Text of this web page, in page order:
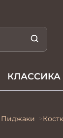
КЛАССИКА